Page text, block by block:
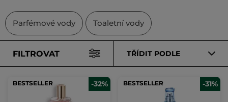
Parfémové vody Toaletní vody
FILTROVAT TŘÍDIT PODLE
BESTSELLER -32% BESTSELLER -31%